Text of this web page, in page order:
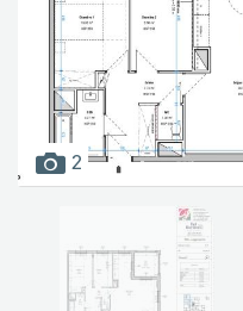
2 images
disponibles